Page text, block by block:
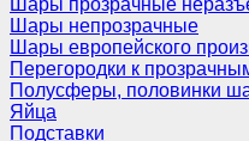
Шары прозрачные
Шары непрозрачные
Шары европейского
Перегородки к
Полусферы, половинки
Яйца
Подставки